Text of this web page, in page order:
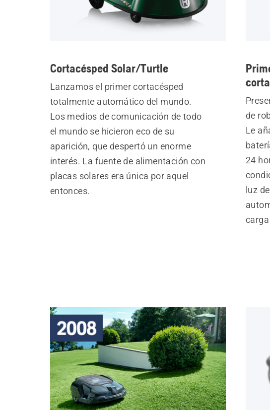
Cortacésped Solar/Turtle
Lanzamos el primer cortacésped
totalmente automático del mundo.
Los medios de comunicación de todo
el mundo se hicieron eco de su
aparición, que despertó un enorme
interés. La fuente de alimentación con
placas solares era única por aquel
entonces.
de
Le
24
luz